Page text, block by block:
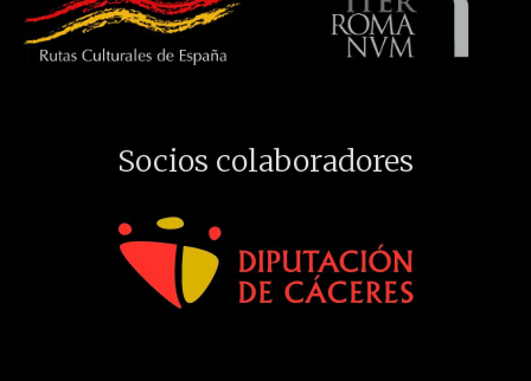
Socios colaboradores